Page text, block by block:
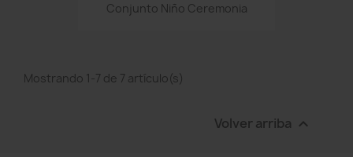
Conjunto Niño Ceremonia
Mostrando 1-7 de 7 artículo(s)
Volver arriba 